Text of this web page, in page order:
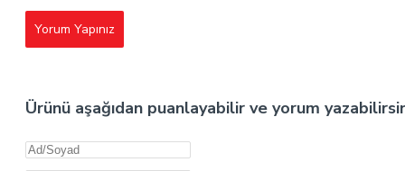
Yorum Yapınız
Ürünü aşağıdan puanlayabilir ve yorum